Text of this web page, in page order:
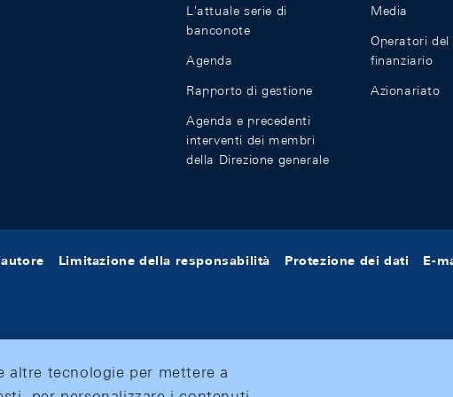
L'attuale serie di
banconote
Agenda
Rapporto di gestione
Agenda e precedenti
interventi dei membri
della Direzione generale
Media
Operatori
finanziario
Azionariato
Limitazione della responsabilità Protezione dei dati E-
tecnologie per mettere a